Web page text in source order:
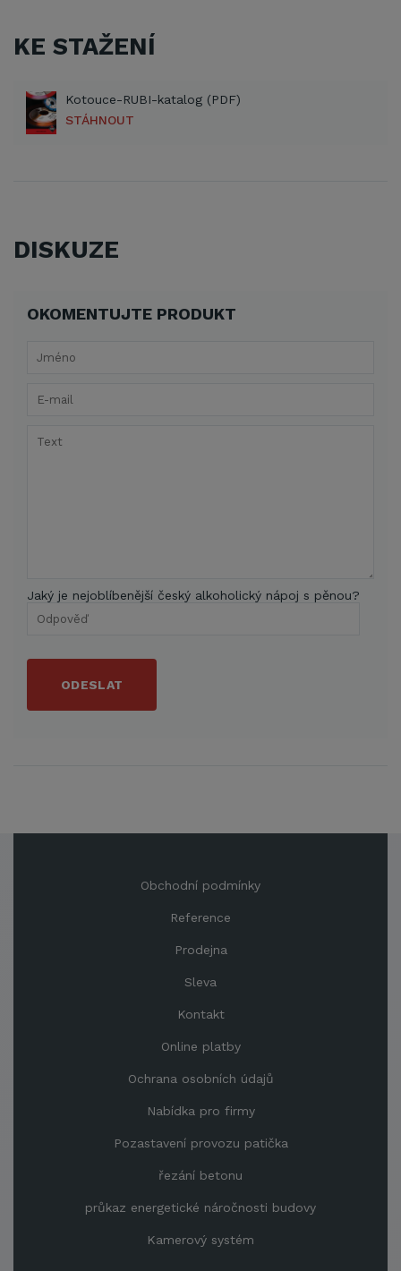
KE STAŽENÍ
Kotouce-RUBI-katalog (PDF)
STÁHNOUT
DISKUZE
OKOMENTUJTE PRODUKT
Jaký je nejoblíbenější český alkoholický nápoj s pěnou?
ODESLAT
Obchodní podmínky
Reference
Prodejna
Sleva
Kontakt
Online platby
Ochrana osobních údajů
Nabídka pro firmy
Pozastavení provozu patička
řezání betonu
průkaz energetické náročnosti budovy
Kamerový systém